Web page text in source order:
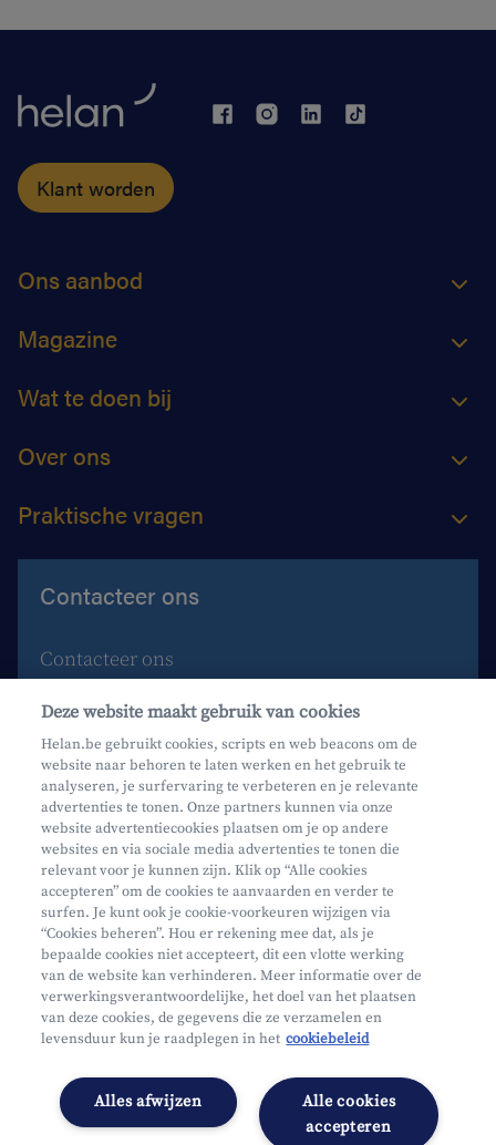
Klant worden
Ons aanbod
Magazine
Wat te doen bij
Over ons
Praktische vragen
Contacteer ons
Contacteer ons
Maak een afspraak
Waar vind je ons?
Phishing
Mifid
Privacy
Juridische info
Onderworpen aan de controle van CDZ
Toegankelijkheidsverklaring
Cookies beheren
Deze website maakt gebruik van cookies
Helan.be gebruikt cookies, scripts en web beacons om de
website naar behoren te laten werken en het gebruik te
analyseren, je surfervaring te verbeteren en je relevante
advertenties te tonen. Onze partners kunnen via onze
website advertentiecookies plaatsen om je op andere
websites en via sociale media advertenties te tonen die
relevant voor je kunnen zijn. Klik op “Alle cookies
accepteren” om de cookies te aanvaarden en verder te
surfen. Je kunt ook je cookie-voorkeuren wijzigen via
“Cookies beheren”. Hou er rekening mee dat, als je
bepaalde cookies niet accepteert, dit een vlotte werking
van de website kan verhinderen. Meer informatie over de
verwerkingsverantwoordelijke, het doel van het plaatsen
van deze cookies, de gegevens die ze verzamelen en
levensduur kun je raadplegen in het cookiebeleid
Alle cookies
accepteren
Alles afwijzen